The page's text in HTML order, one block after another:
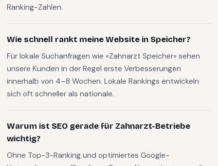
Ranking-Zahlen.
Wie schnell rankt meine Website in Speicher?
Für lokale Suchanfragen wie «Zahnarzt Speicher» sehen
unsere Kunden in der Regel erste Verbesserungen
innerhalb von 4–8 Wochen. Lokale Rankings entwickeln
sich oft schneller als nationale.
Warum ist SEO gerade für Zahnarzt-Betriebe
wichtig?
Ohne Top-3-Ranking und optimiertes Google-